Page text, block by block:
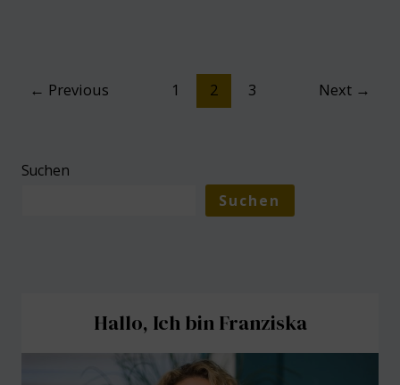
← Previous 1 2 3 Next →
Suchen
Suchen
Hallo, Ich bin Franziska